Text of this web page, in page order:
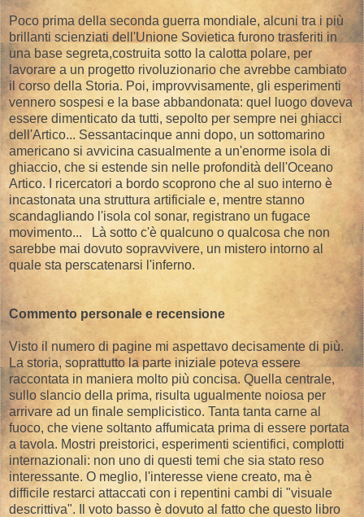
Poco prima della seconda guerra mondiale, alcuni tra i più
brillanti scienziati dell'Unione Sovietica furono trasferiti in
una base segreta,costruita sotto la calotta polare, per
lavorare a un progetto rivoluzionario che avrebbe cambiato
il corso della Storia. Poi, improvvisamente, gli esperimenti
vennero sospesi e la base abbandonata: quel luogo doveva
essere dimenticato da tutti, sepolto per sempre nei ghiacci
dell'Artico... Sessantacinque anni dopo, un sottomarino
americano si avvicina casualmente a un'enorme isola di
ghiaccio, che si estende sin nelle profondità dell'Oceano
Artico. I ricercatori a bordo scoprono che al suo interno è
incastonata una struttura artificiale e, mentre stanno
scandagliando l'isola col sonar, registrano un fugace
movimento... Là sotto c'è qualcuno o qualcosa che non
sarebbe mai dovuto sopravvivere, un mistero intorno al
quale sta perscatenarsi l'inferno.
Commento personale e recensione
Visto il numero di pagine mi aspettavo decisamente di più.
La storia, soprattutto la parte iniziale poteva essere
raccontata in maniera molto più concisa. Quella centrale,
sullo slancio della prima, risulta ugualmente noiosa per
arrivare ad un finale semplicistico. Tanta tanta carne al
fuoco, che viene soltanto affumicata prima di essere portata
a tavola. Mostri preistorici, esperimenti scientifici, complotti
internazionali: non uno di questi temi che sia stato reso
interessante. O meglio, l'interesse viene creato, ma è
difficile restarci attaccati con i repentini cambi di "visuale
descrittiva". Il voto basso è dovuto al fatto che questo libro